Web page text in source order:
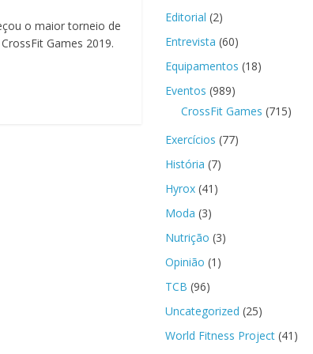
o maior torneio de
Games 2019.
Editorial (2)
Entrevista (60)
Equipamentos (18)
Eventos (989)
CrossFit Games (715)
Exercícios (77)
História (7)
Hyrox (41)
Moda (3)
Nutrição (3)
Opinião (1)
TCB (96)
Uncategorized (25)
World Fitness Project (41)